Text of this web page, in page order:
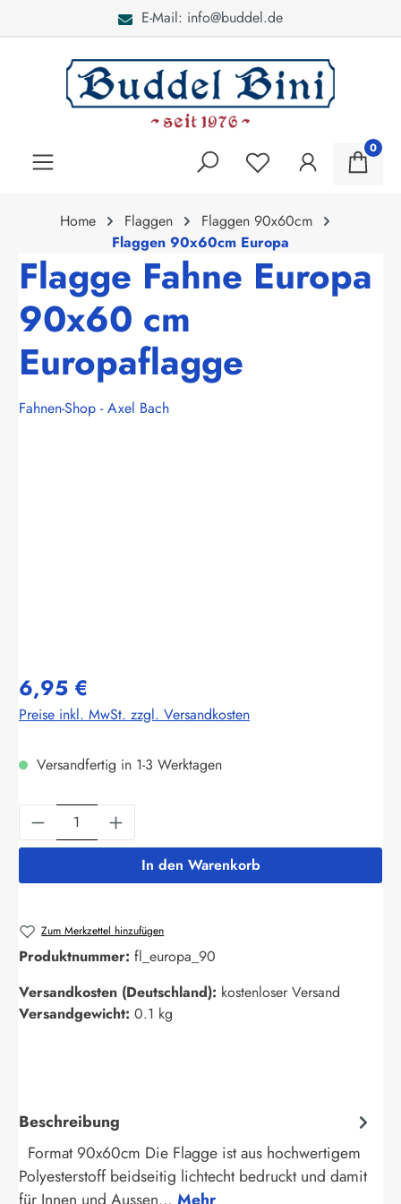
E-Mail: info@buddel.de
0
Home Flaggen
Flaggen 90x60cm
Flaggen 90x60cm Europa
Flagge Fahne Europa
90x60 cm
Europaflagge
Fahnen-Shop - Axel Bach
6,95 €
Preise inkl. MwSt. zzgl. Versandkosten
Versandfertig in 1-3 Werktagen
Produkt Anzahl: Gib den gewünschten
In den Warenkorb
Zum Merkzettel hinzufügen
Produktnummer: fl_europa_90
Versandkosten (Deutschland): kostenloser Versand
Versandgewicht: 0.1 kg
Beschreibung
Format 90x60cm Die Flagge ist aus hochwertigem
Polyesterstoff beidseitig lichtecht bedruckt und damit